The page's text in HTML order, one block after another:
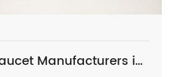
Top Sensor Faucet Manufacturers in Europe | 2026 Buyer’s Guide